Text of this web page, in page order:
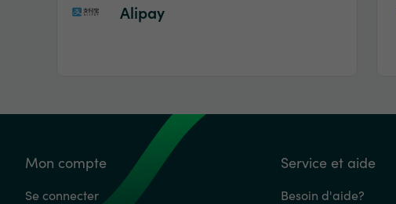
Alipay
Mon compte
Se connecter
Service et aide
Besoin d'aide?